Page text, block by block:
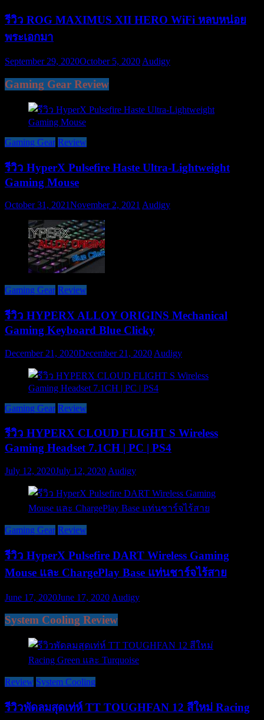
รีวิว ROG MAXIMUS XII HERO WiFi หลบหน่อย
พระเอกมา
September 29, 2020October 5, 2020Audigy
Gaming Gear Review
Gaming Gear Review
รีวิว HyperX Pulsefire Haste Ultra-Lightweight
Gaming Mouse
October 31, 2021November 2, 2021 Audigy
Gaming Gear Review
รีวิว HYPERX ALLOY ORIGINS Mechanical
Gaming Keyboard Blue Clicky
December 21, 2020December 21, 2020 Audigy
Gaming Gear Review
รีวิว HYPERX CLOUD FLIGHT S Wireless
Gaming Headset 7.1CH | PC | PS4
July 12, 2020July 12, 2020 Audigy
Gaming Gear Review
รีวิว HyperX Pulsefire DART Wireless Gaming
Mouse และ ChargePlay Base แท่นชาร์จไร้สาย
June 17, 2020June 17, 2020 Audigy
System Cooling Review
Review System Cooling
รีวิวพัดลมสุดเท่ห์ TT TOUGHFAN 12 สีใหม่ Racing